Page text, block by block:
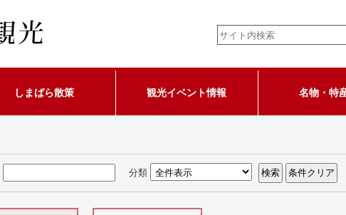
しまばら散策 観光イベント情報 名物・特
分類